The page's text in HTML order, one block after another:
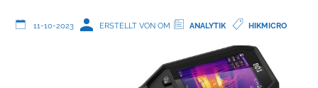
11-10-2023 ERSTELLT VON OM ANALYTIK HIKMICRO